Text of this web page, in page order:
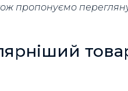
пропонуємо